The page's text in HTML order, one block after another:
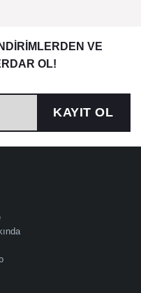
VE
OL!
KAYIT OL